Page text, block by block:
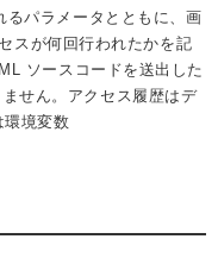
るパラメータとともに、画
スが何回行われたかを記
ソースコードを送出した
せん。アクセス履歴はデ
環境変数